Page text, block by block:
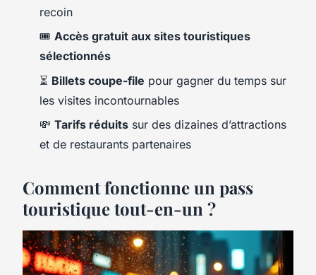
recoin
🎟️ Accès gratuit aux sites touristiques
sélectionnés
⏳ Billets coupe-file pour gagner du temps sur
les visites incontournables
💸 Tarifs réduits sur des dizaines d’attractions
et de restaurants partenaires
Comment fonctionne un pass
touristique tout-en-un ?